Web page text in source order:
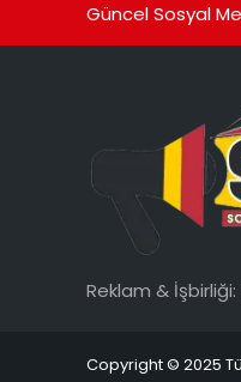
Güncel Sosyal
Reklam & İşbirliği:
Copyright © 2025